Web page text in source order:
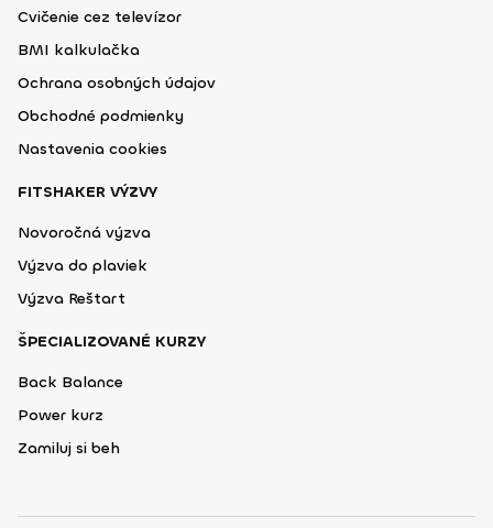
Cvičenie cez televízor
BMI kalkulačka
Ochrana osobných údajov
Obchodné podmienky
Nastavenia cookies
FITSHAKER VÝZVY
Novoročná výzva
Výzva do plaviek
Výzva Reštart
ŠPECIALIZOVANÉ KURZY
Back Balance
Power kurz
Zamiluj si beh